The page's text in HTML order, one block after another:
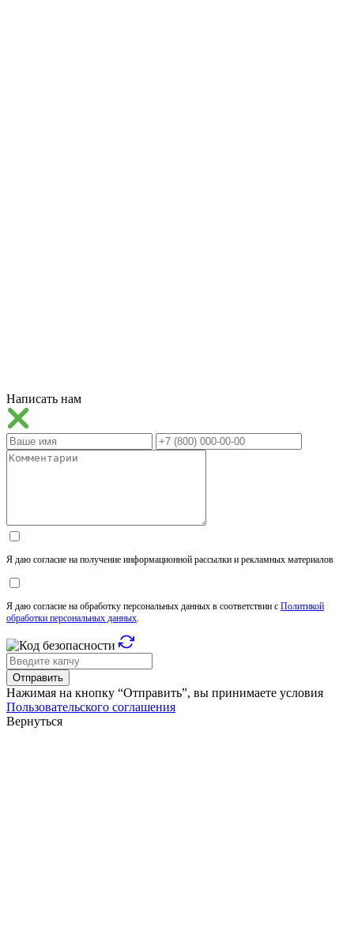
Написать нам
Я даю согласие на получение информационной рассылки и рекламных материалов
Я даю согласие на обработку персональных данных в соответствии с Политикой
обработки персональных данных
Отправить
Нажимая на кнопку “Отправить”, вы принимаете условия
Пользовательского соглашения
Вернуться